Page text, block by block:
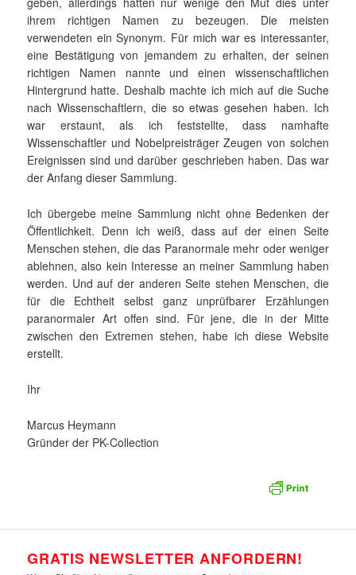
ihrem richtigen Namen zu bezeugen. Die meisten
verwendeten ein Synonym. Für mich war es interessanter,
eine Bestätigung von jemandem zu erhalten, der seinen
richtigen Namen nannte und einen wissenschaftlichen
Hintergrund hatte. Deshalb machte ich mich auf die Suche
nach Wissenschaftlern, die so etwas gesehen haben. Ich
war erstaunt, als ich feststellte, dass namhafte
Wissenschaftler und Nobelpreisträger Zeugen von solchen
Ereignissen sind und darüber geschrieben haben. Das war
der Anfang dieser Sammlung.
Ich übergebe meine Sammlung nicht ohne Bedenken der
Öffentlichkeit. Denn ich weiß, dass auf der einen Seite
Menschen stehen, die das Paranormale mehr oder weniger
ablehnen, also kein Interesse an meiner Sammlung haben
werden. Und auf der anderen Seite stehen Menschen, die
für die Echtheit selbst ganz unprüfbarer Erzählungen
paranormaler Art offen sind. Für jene, die in der Mitte
zwischen den Extremen stehen, habe ich diese Website
erstellt.
Ihr
Marcus Heymann
Gründer der PK-Collection
GRATIS NEWSLETTER ANFORDERN!